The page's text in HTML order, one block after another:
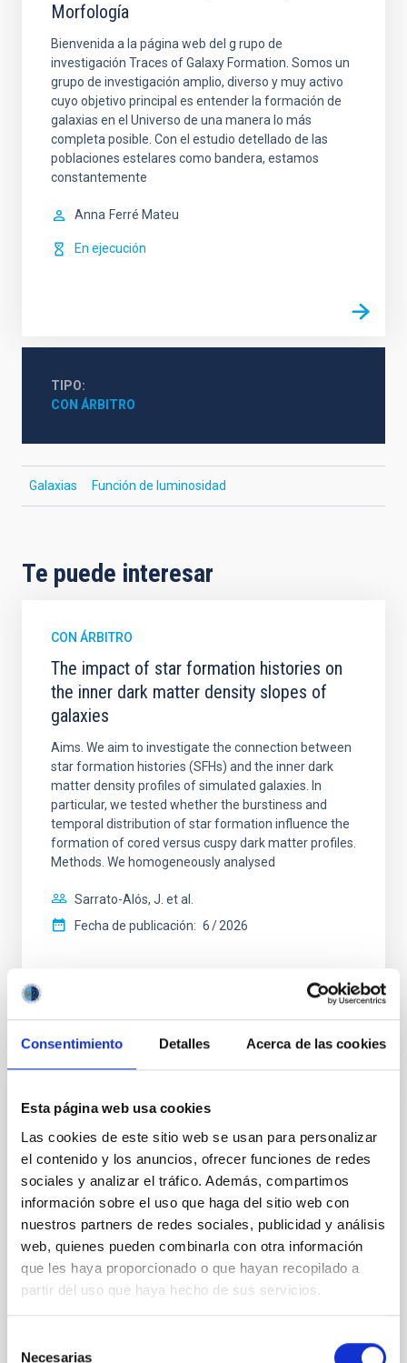
Consentimiento Detalles Acerca de las cookies
Esta página web usa cookies
Las cookies de este sitio web se usan para personalizar
el contenido y los anuncios, ofrecer funciones de redes
sociales y analizar el tráfico. Además, compartimos
información sobre el uso que haga del sitio web con
nuestros partners de redes sociales, publicidad y análisis
web, quienes pueden combinarla con otra información
que les haya proporcionado o que hayan recopilado a
partir del uso que haya hecho de sus servicios.
Necesarias
Morfología
Bienvenida a la página web del g rupo de
investigación Traces of Galaxy Formation. Somos un
grupo de investigación amplio, diverso y muy activo
cuyo objetivo principal es entender la formación de
galaxias en el Universo de una manera lo más
completa posible. Con el estudio detellado de las
poblaciones estelares como bandera, estamos
constantemente
Anna Ferré Mateu
En ejecución
TIPO
CON ÁRBITRO
Galaxias Función de luminosidad
Te puede interesar
CON ÁRBITRO
The impact of star formation histories on
the inner dark matter density slopes of
galaxies
Aims. We aim to investigate the connection between
star formation histories (SFHs) and the inner dark
matter density profiles of simulated galaxies. In
particular, we tested whether the burstiness and
temporal distribution of star formation influence the
formation of cored versus cuspy dark matter profiles.
Methods. We homogeneously analysed
Sarrato-Alós, J. et al.
Fecha de publicación: 6 2026
CON ÁRBITRO
Joining forces: 30 years of optical
monitoring of the Einstein Cross
We present extended optical monitoring of the
quadruply-imaged gravitationally lensed quasar QSO
2237+0305, the Einstein Cross, including
observations from different observatories in both
hemispheres and using a new photometric
technique. This technique uses a region far enough